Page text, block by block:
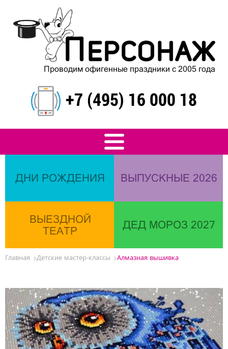
Проводим офигенные праздники с 2005 года
+7 (495) 16 000 18
ДНИ РОЖДЕНИЯ ВЫПУСКНЫЕ 2026
ВЫЕЗДНОЙ
ТЕАТР
ДЕД МОРОЗ 2027
Главная Детские мастер-классы Алмазная вышивка